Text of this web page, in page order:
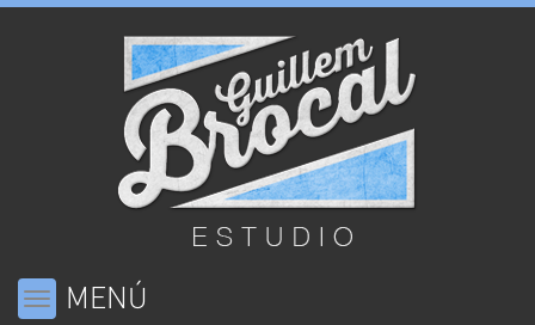
ToggleMENÚ